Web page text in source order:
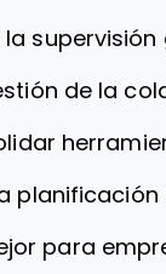
la
de la
para